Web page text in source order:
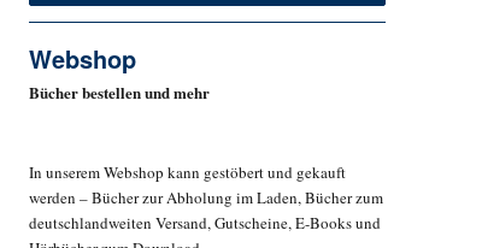
Webshop
Bücher bestellen und mehr
In unserem Webshop kann gestöbert und gekauft
werden – Bücher zur Abholung im Laden, Bücher zum
deutschlandweiten Versand, Gutscheine, E-Books und